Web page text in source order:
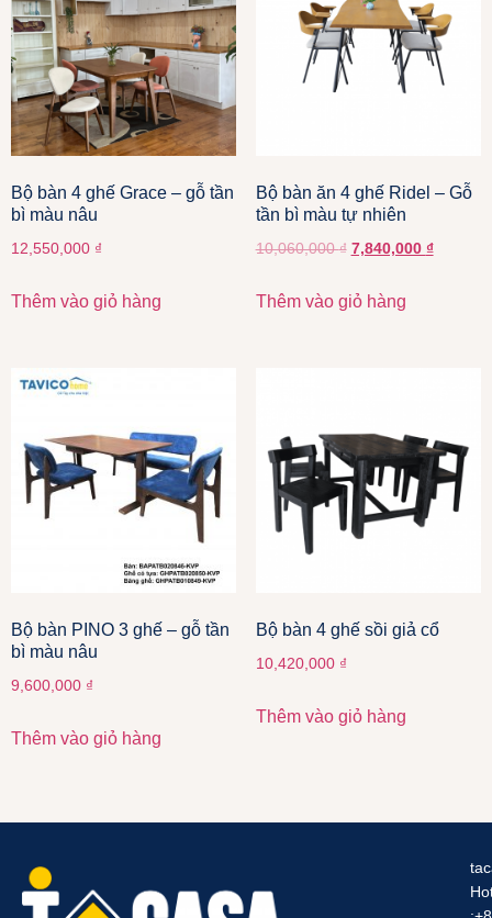
Bộ bàn 4 ghế Grace – gỗ tần
bì màu nâu
12,550,000 ₫
Thêm vào giỏ hàng
Bộ bàn ăn 4 ghế Ridel – Gỗ
tần bì màu tự nhiên
10,060,000₫ 7,840,000 ₫
Thêm vào giỏ hàng
Bộ bàn PINO 3 ghế – gỗ tần
bì màu nâu
9,600,000 ₫
Thêm vào giỏ hàng
Bộ bàn 4 ghế sồi giả cổ
10,420,000 ₫
Thêm vào giỏ hàng